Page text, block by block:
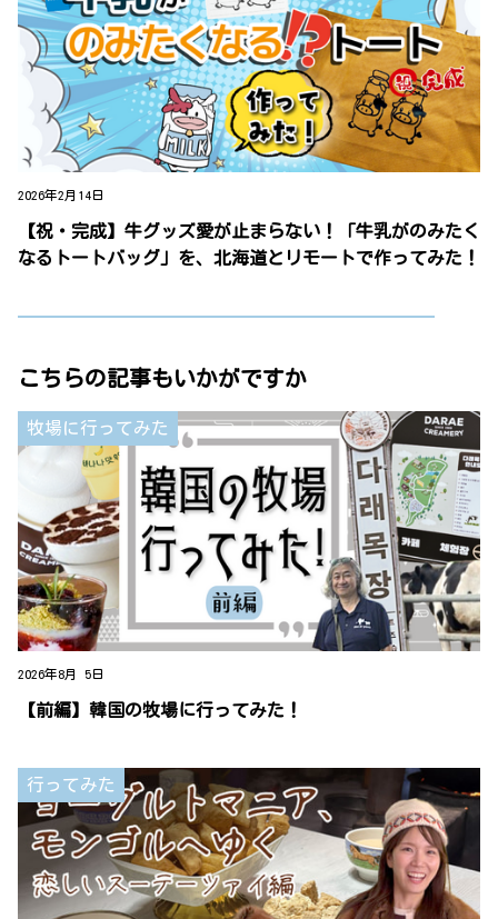
2026年2月14日
【祝・完成】牛グッズ愛が止まらない！「牛乳がのみたく
なるトートバッグ」を、北海道とリモートで作ってみた！
こちらの記事もいかがですか
牧場に行ってみた
2026年8月 5日
【前編】韓国の牧場に行ってみた！
行ってみた